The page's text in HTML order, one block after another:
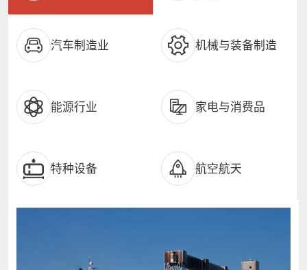
汽车制造业 机械与装备制造
能源行业 家电与消费品
特种设备 航空航天